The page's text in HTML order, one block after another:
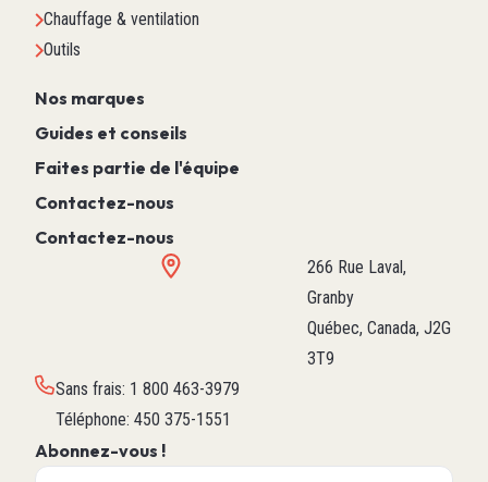
Chauffage & ventilation
Outils
Nos marques
Guides et conseils
Faites partie de l'équipe
Contactez-nous
Contactez-nous
266 Rue Laval,
Granby
Québec, Canada, J2G
3T9
Sans frais: 1 800 463-3979
Téléphone: 450 375-1551
Abonnez-vous !